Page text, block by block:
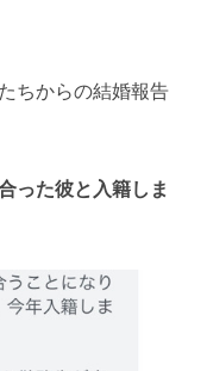
ちからの結婚報告
った彼と入籍しま